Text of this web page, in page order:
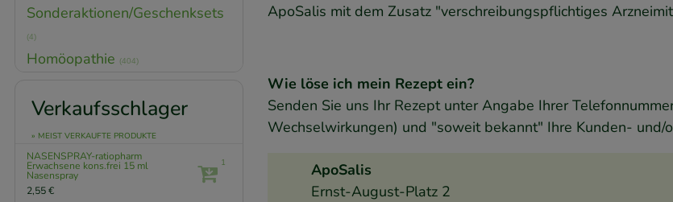
ApoSalis mit dem Zusatz "verschreibungspflichtiges
Wie löse ich mein Rezept ein?
Senden Sie uns Ihr Rezept unter Angabe Ihrer
Wechselwirkungen) und "soweit bekannt" Ihre Kunden-
ApoSalis
Ernst-August-Platz 2
Sonderaktionen/Geschenksets
(4)
Homöopathie (404)
Verkaufsschlager
» MEIST VERKAUFTE PRODUKTE
NASENSPRAY-ratiopharm
Erwachsene kons.frei 15 ml
Nasenspray
2,55 €
1